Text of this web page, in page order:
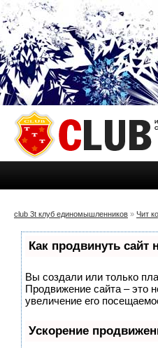
club 3t клуб единомышленников » Чит
Как продвинуть сайт
Вы создали или только
Продвижение сайта – это
увеличение его
Ускорение